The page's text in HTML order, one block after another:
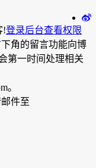
!登录后台查看权限
角的留言功能向博
第一时间处理相关
。
件至